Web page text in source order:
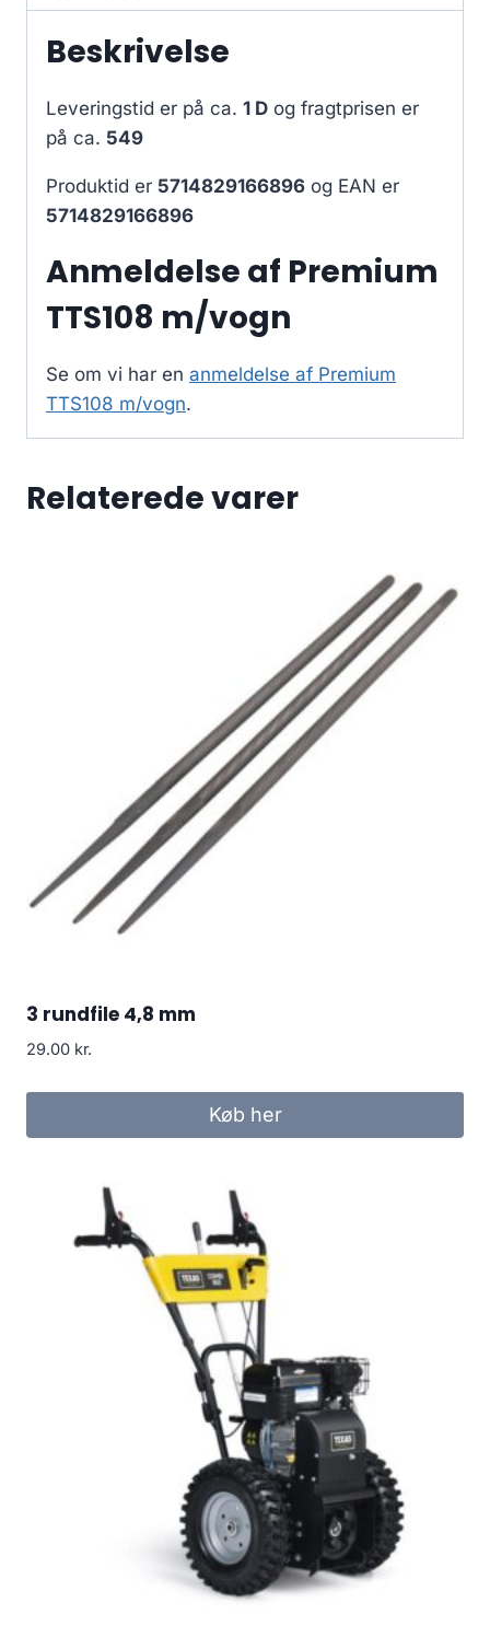
Beskrivelse
Leveringstid er på ca. 1 D og fragtprisen er
på ca. 549
Produktid er 5714829166896 og EAN er
5714829166896
Anmeldelse af Premium
TTS108 m/vogn
Se om vi har en anmeldelse af Premium
TTS108 m/vogn.
Relaterede varer
3 rundfile 4,8 mm
29.00 kr.
Køb her